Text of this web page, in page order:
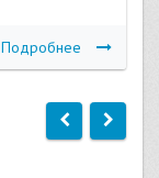
Подробнее